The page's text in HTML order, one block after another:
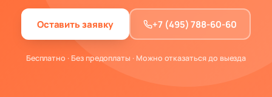
Оставить заявку +7 (495) 788-60-60
Бесплатно · Без предоплаты · Можно отказаться до выезда